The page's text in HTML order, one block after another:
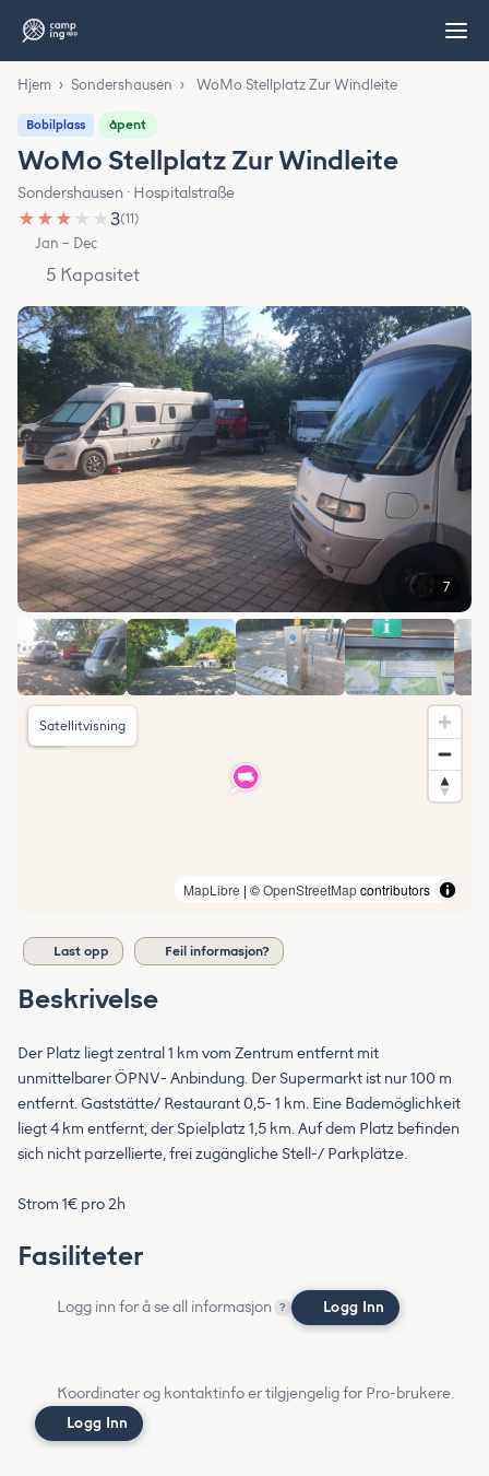
Hjem › Sondershausen › WoMo Stellplatz Zur Windleite
Bobilplass åpent
WoMo Stellplatz Zur Windleite
Sondershausen · Hospitalstraße
★ ★ ★ ★ ★3(11)
Jan – Dec
5 Kapasitet
7
MapLibre | ©OpenStreetMapcontributors
Satellitvisning
Last opp Feil informasjon?
Beskrivelse
Der Platz liegt zentral 1 km vom Zentrum entfernt mit
unmittelbarer ÖPNV- Anbindung. Der Supermarkt ist nur 100 m
entfernt. Gaststätte/ Restaurant 0,5- 1 km. Eine Bademöglichkeit
liegt 4 km entfernt, der Spielplatz 1,5 km. Auf dem Platz befinden
sich nicht parzellierte, frei zugängliche Stell-/ Parkplätze.
Strom 1€ pro 2h
Fasiliteter
Logg inn for å se all informasjon ? Logg Inn
Koordinater og kontaktinfo er tilgjengelig for Pro-brukere.
Logg Inn